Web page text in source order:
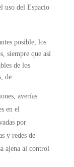
uso del Espacio
posible, los
siempre que así
de los
de:
averías
en el
por
y redes de
ajena al control